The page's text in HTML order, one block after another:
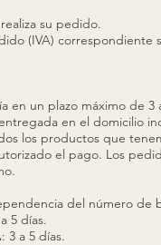
su pedido.
(IVA) correspondiente
en un plazo máximo de 3
en el domicilio
los productos que
el pago. Los
del número de
5 días.
3 a 5 días.